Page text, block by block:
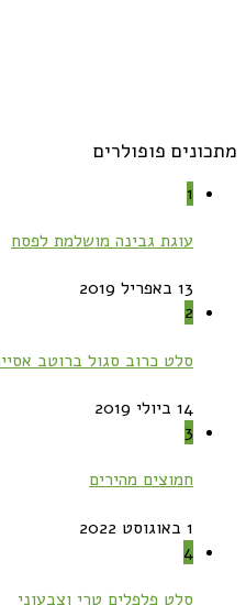
פופולרים
עוגת גבינה מושלמת לפסח
סלט כרוב סגול ברוטב אסייתי
חמוצים מהירים
סלט פלפלים טרי וצבעוני